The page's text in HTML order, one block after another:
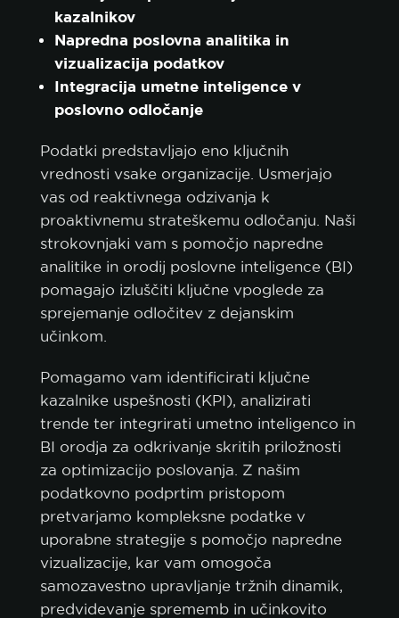
kazalnikov
Napredna poslovna analitika in
vizualizacija podatkov
Integracija umetne inteligence v
poslovno odločanje
Podatki predstavljajo eno ključnih
vrednosti vsake organizacije. Usmerjajo
vas od reaktivnega odzivanja k
proaktivnemu strateškemu odločanju. Naši
strokovnjaki vam s pomočjo napredne
analitike in orodij poslovne inteligence (BI)
pomagajo izluščiti ključne vpoglede za
sprejemanje odločitev z dejanskim
učinkom.
Pomagamo vam identificirati ključne
kazalnike uspešnosti (KPI), analizirati
trende ter integrirati umetno inteligenco in
BI orodja za odkrivanje skritih priložnosti
za optimizacijo poslovanja. Z našim
podatkovno podprtim pristopom
pretvarjamo kompleksne podatke v
uporabne strategije s pomočjo napredne
vizualizacije, kar vam omogoča
samozavestno upravljanje tržnih dinamik,
predvidevanje sprememb in učinkovito
politiko piškotkov.
SPREJMI VSE
SPREJMI SAMO NUJNE
PRILAGODI